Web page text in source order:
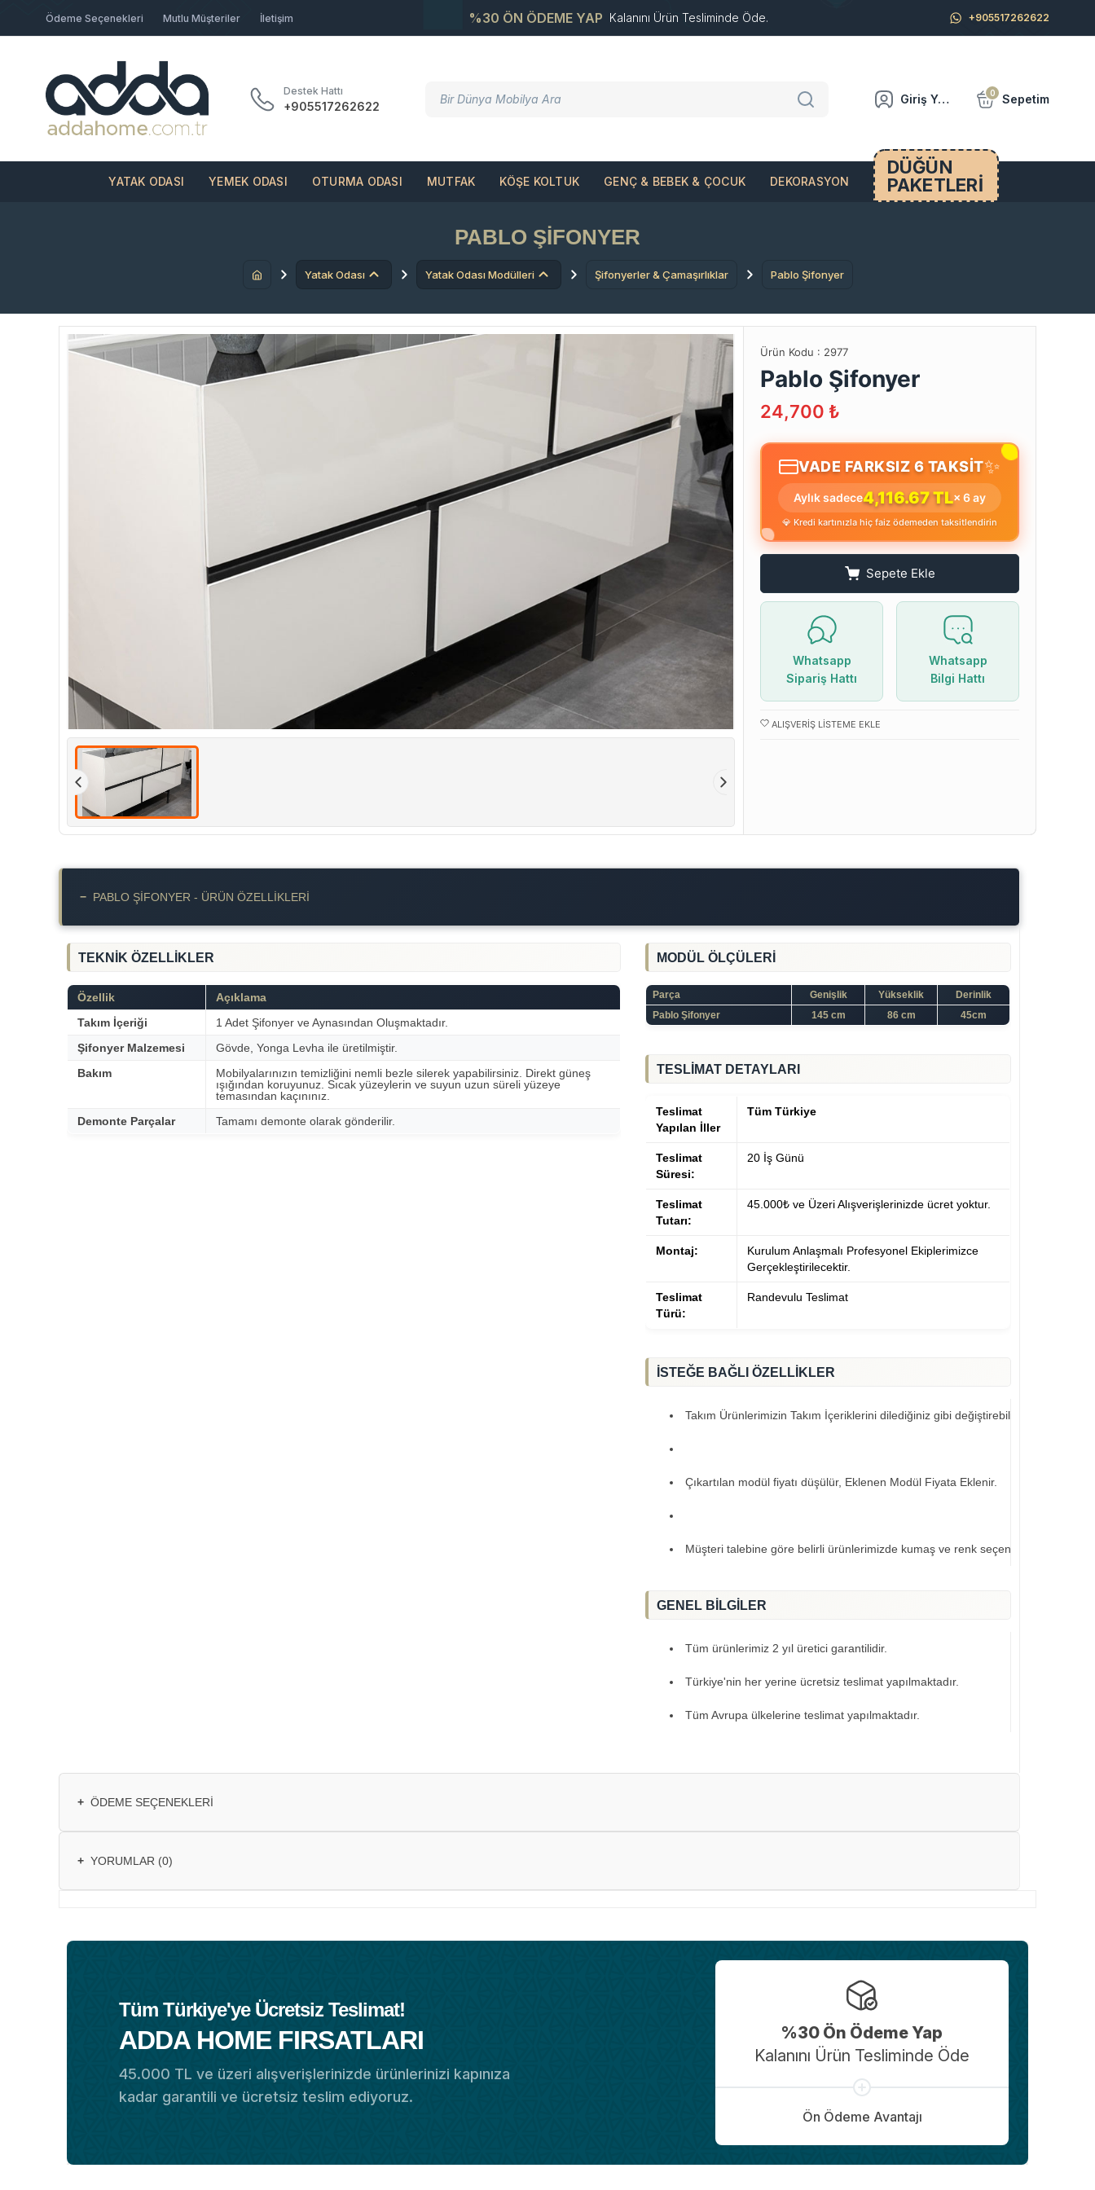
Ödeme Seçenekleri Mutlu Müşteriler İletişim %30 ÖN ÖDEME YAP Kalanını Ürün Tesliminde Öde. +905517262622
Destek Hattı
+905517262622
Giriş Yap 0 Sepetim
YATAK ODASI YEMEK ODASI OTURMA ODASI MUTFAK KÖŞE KOLTUK GENÇ & BEBEK & ÇOCUK DEKORASYON
DÜĞÜN
PAKETLERİ
PABLO ŞIFONYER
Yatak Odası Yatak Odası Modülleri Şifonyerler & Çamaşırlıklar Pablo Şifonyer
Ürün Kodu : 2977
Pablo Şifonyer
24,700 ₺
VADE FARKSIZ 6 TAKSİT✨
Aylık sadece4,116.67 TL× 6 ay
💎 Kredi kartınızla hiç faiz ödemeden taksitlendirin
Sepete Ekle
Whatsapp
Sipariş Hattı
Whatsapp
Bilgi Hattı
ALIŞVERIŞ LISTEME EKLE
− PABLO ŞIFONYER - ÜRÜN ÖZELLIKLERI
TEKNİK ÖZELLİKLER
Özellik
Açıklama
Takım İçeriği
1 Adet Şifonyer ve Aynasından Oluşmaktadır.
Şifonyer Malzemesi
Gövde, Yonga Levha ile üretilmiştir.
Bakım
Mobilyalarınızın temizliğini nemli bezle silerek yapabilirsiniz. Direkt güneş
ışığından koruyunuz. Sıcak yüzeylerin ve suyun uzun süreli yüzeye
temasından kaçınınız.
Demonte Parçalar
Tamamı demonte olarak gönderilir.
MODÜL ÖLÇÜLERİ
Parça Genişlik Yükseklik
Derinlik
Pablo Şifonyer
145 cm 86 cm 45cm
TESLİMAT DETAYLARI
Teslimat
Yapılan İller
Tüm Türkiye
Teslimat
Süresi:
20 İş Günü
Teslimat
Tutarı:
45.000₺ ve Üzeri Alışverişlerinizde ücret yoktur.
Montaj:
Kurulum Anlaşmalı Profesyonel Ekiplerimizce
Gerçekleştirilecektir.
Teslimat
Türü:
Randevulu Teslimat
İSTEĞE BAĞLI ÖZELLİKLER
Takım Ürünlerimizin Takım İçeriklerini dilediğiniz gibi değiştirebilirsiniz..
Çıkartılan modül fiyatı düşülür, Eklenen Modül Fiyata Eklenir.
Müşteri talebine göre belirli ürünlerimizde kumaş ve renk seçeneklerimiz
GENEL BİLGİLER
Tüm ürünlerimiz 2 yıl üretici garantilidir.
Türkiye'nin her yerine ücretsiz teslimat yapılmaktadır.
Tüm Avrupa ülkelerine teslimat yapılmaktadır.
+ ÖDEME SEÇENEKLERI
+ YORUMLAR (0)
Tüm Türkiye'ye Ücretsiz Teslimat!
ADDA HOME FIRSATLARI
45.000 TL ve üzeri alışverişlerinizde ürünlerinizi kapınıza
kadar garantili ve ücretsiz teslim ediyoruz.
%30 Ön Ödeme Yap
Kalanını Ürün Tesliminde Öde
Ön Ödeme Avantajı